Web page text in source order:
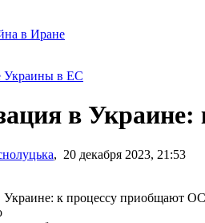
в Иране
Украины в ЕС
в
, 20 декабря 2023, 21:53